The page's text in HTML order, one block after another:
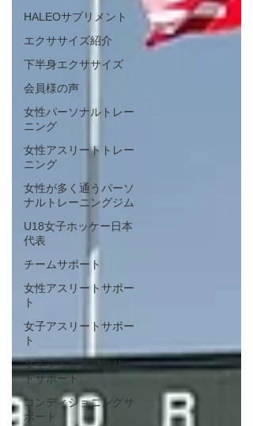
HALEOサプリメント
エクササイズ紹介
下半身エクササイズ
会員様の声
女性パーソナルトレー
ニング
女性アスリートトレー
ニング
女性が多く通うパーソ
ナルトレーニングジム
U18女子ホッケー日本
代表
チームサポート
女性アスリートサポー
ト
女子アスリートサポー
ト
女子ジュニアアスリー
トサポート
コンディショニングサ
ポート